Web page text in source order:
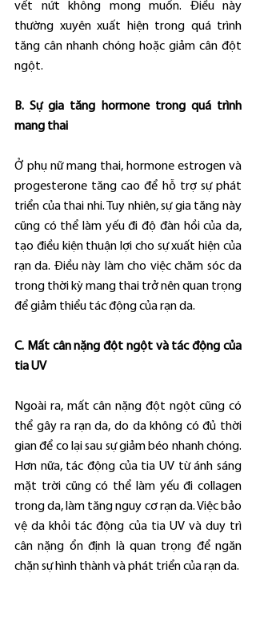
vết nứt không mong muốn. Điều này
thường xuyên xuất hiện trong quá trình
tăng cân nhanh chóng hoặc giảm cân đột
ngột.
B. Sự gia tăng hormone trong quá trình
mang thai
Ở phụ nữ mang thai, hormone estrogen và
progesterone tăng cao để hỗ trợ sự phát
triển của thai nhi. Tuy nhiên, sự gia tăng này
cũng có thể làm yếu đi độ đàn hồi của da,
tạo điều kiện thuận lợi cho sự xuất hiện của
rạn da. Điều này làm cho việc chăm sóc da
trong thời kỳ mang thai trở nên quan trọng
để giảm thiểu tác động của rạn da.
C. Mất cân nặng đột ngột và tác động của
tia UV
Ngoài ra, mất cân nặng đột ngột cũng có
thể gây ra rạn da, do da không có đủ thời
gian để co lại sau sự giảm béo nhanh chóng.
Hơn nữa, tác động của tia UV từ ánh sáng
mặt trời cũng có thể làm yếu đi collagen
trong da, làm tăng nguy cơ rạn da. Việc bảo
vệ da khỏi tác động của tia UV và duy trì
cân nặng ổn định là quan trọng để ngăn
chặn sự hình thành và phát triển của rạn da.